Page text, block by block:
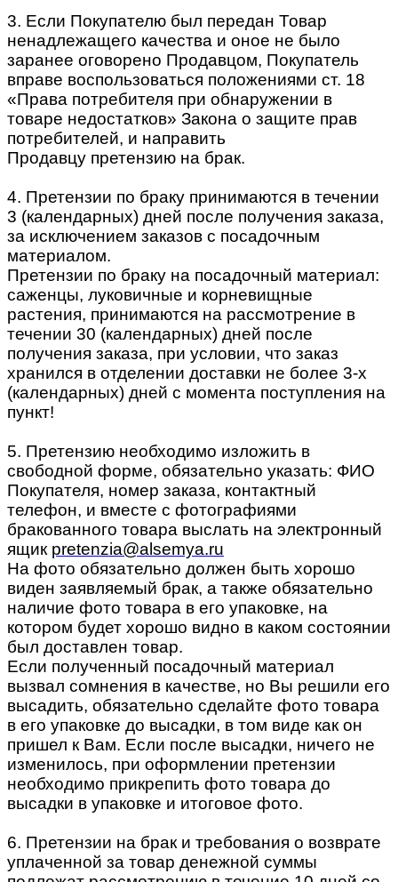
3. Если Покупателю был передан Товар
ненадлежащего качества и оное не было
заранее оговорено Продавцом, Покупатель
вправе воспользоваться положениями ст. 18
«Права потребителя при обнаружении в
товаре недостатков» Закона о защите прав
потребителей, и направить
Продавцу претензию на брак.
4. Претензии по браку принимаются в течении
3 (календарных) дней после получения заказа,
за исключением заказов с посадочным
материалом.
Претензии по браку на посадочный материал:
саженцы, луковичные и корневищные
растения, принимаются на рассмотрение в
течении 30 (календарных) дней после
получения заказа, при условии, что заказ
хранился в отделении доставки не более 3-х
(календарных) дней с момента поступления на
пункт!
5. Претензию необходимо изложить в
свободной форме, обязательно указать: ФИО
Покупателя, номер заказа, контактный
телефон, и вместе с фотографиями
бракованного товара выслать на электронный
ящик pretenzia@alsemya.ru
На фото обязательно должен быть хорошо
виден заявляемый брак, а также обязательно
наличие фото товара в его упаковке, на
котором будет хорошо видно в каком состоянии
был доставлен товар.
Если полученный посадочный материал
вызвал сомнения в качестве, но Вы решили его
высадить, обязательно сделайте фото товара
в его упаковке до высадки, в том виде как он
пришел к Вам. Если после высадки, ничего не
изменилось, при оформлении претензии
необходимо прикрепить фото товара до
высадки в упаковке и итоговое фото.
6. Претензии на брак и требования о возврате
уплаченной за товар денежной суммы